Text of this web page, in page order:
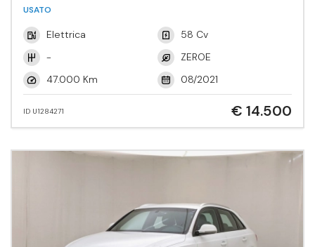
USATO
Elettrica
58 Cv
-
ZEROE
47.000 Km
08/2021
ID U1284271 € 14.500